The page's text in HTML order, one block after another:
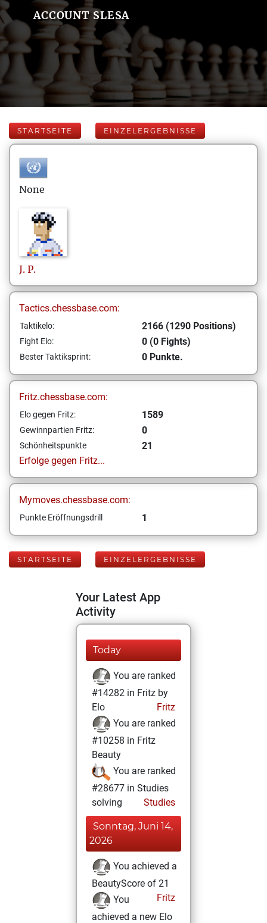
ACCOUNT SLESA
STARTSEITE EINZELERGEBNISSE
None
J. P.
Tactics.chessbase.com:
Taktikelo: 2166 (1290 Positions)
Fight Elo: 0 (0 Fights)
Bester Taktiksprint: 0 Punkte.
Fritz.chessbase.com:
Elo gegen Fritz: 1589
Gewinnpartien Fritz: 0
Schönheitspunkte
21
Erfolge gegen Fritz...
Mymoves.chessbase.com:
Punkte Eröffnungsdrill 1
STARTSEITE EINZELERGEBNISSE
Your Latest App
Activity
Today
You are ranked
#14282 in Fritz by
Elo
Fritz
You are ranked
#10258 in Fritz
Beauty
You are ranked
#28677 in Studies
solving
Studies
Sonntag, Juni 14,
2026
You achieved a
BeautyScore of 21
Fritz
You
achieved a new Elo